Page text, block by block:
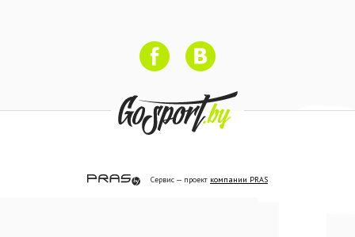
Сервис — проект компании PRAS